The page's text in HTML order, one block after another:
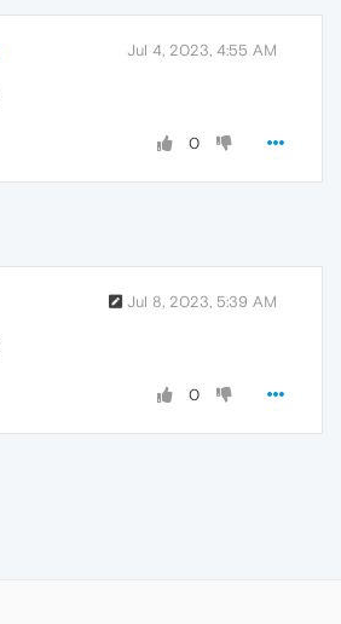
Jul 4, 2023, 4:55 AM
0
Jul 8, 2023, 5:39 AM
0